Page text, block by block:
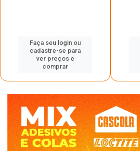
Faça seu login ou
cadastre-se para
ver preços e
comprar